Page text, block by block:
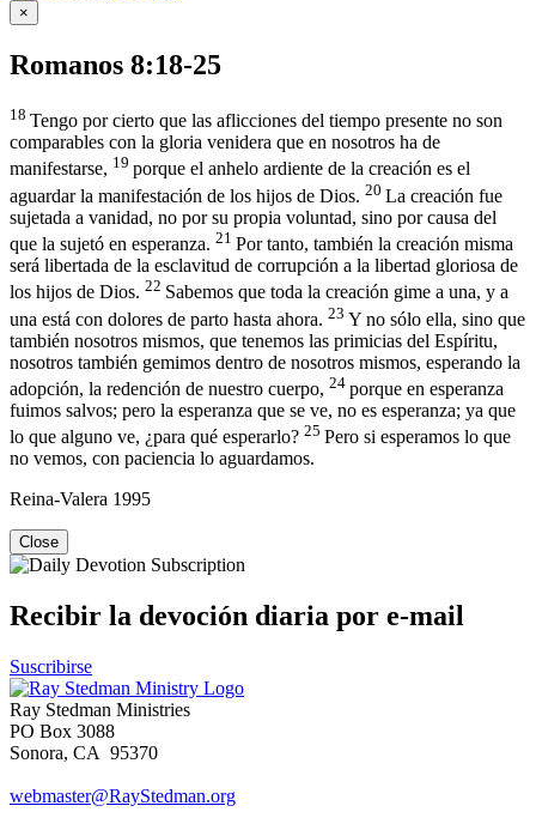
×
Romanos 8:18-25
18 Tengo por cierto que las aflicciones del tiempo presente no son
comparables con la gloria venidera que en nosotros ha de
manifestarse, 19 porque el anhelo ardiente de la creación es el
aguardar la manifestación de los hijos de Dios. 20 La creación fue
sujetada a vanidad, no por su propia voluntad, sino por causa del
que la sujetó en esperanza. 21 Por tanto, también la creación misma
será libertada de la esclavitud de corrupción a la libertad gloriosa de
los hijos de Dios. 22 Sabemos que toda la creación gime a una, y a
una está con dolores de parto hasta ahora. 23 Y no sólo ella, sino que
también nosotros mismos, que tenemos las primicias del Espíritu,
nosotros también gemimos dentro de nosotros mismos, esperando la
adopción, la redención de nuestro cuerpo, 24 porque en esperanza
fuimos salvos; pero la esperanza que se ve, no es esperanza; ya que
lo que alguno ve, ¿para qué esperarlo? 25 Pero si esperamos lo que
no vemos, con paciencia lo aguardamos.
Reina-Valera 1995
Close
Recibir la devoción diaria por e-mail
Suscribirse
Ray Stedman Ministries
PO Box 3088
Sonora, CA 95370
webmaster@RayStedman.org